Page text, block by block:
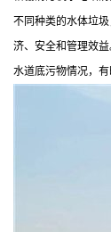
不同种类的水体垃
济、安全和管理效
水道底污物情况，